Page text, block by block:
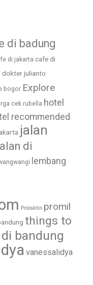
di badung
di jakarta cafe di
dokter julianto
bogor Explore
cek rubella hotel
recommended
jalan
di
lembang
Prolaktin promil
things to
bandung
vanessalidya